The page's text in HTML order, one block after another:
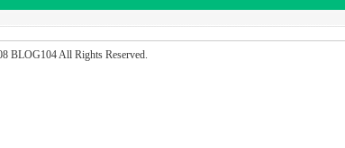
BLOG104 All Rights Reserved.